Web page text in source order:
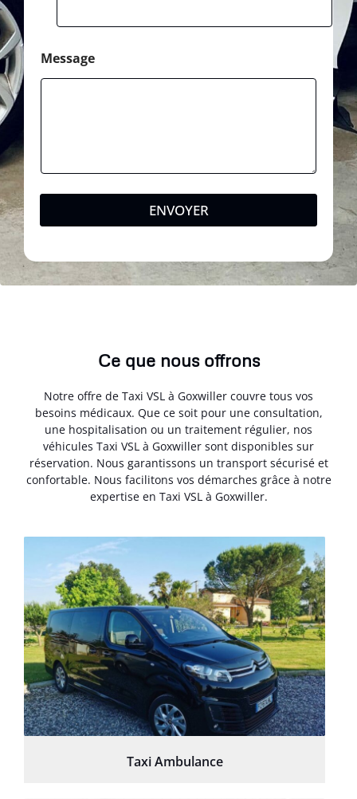
Message
ENVOYER
Ce que nous offrons
Notre offre de Taxi VSL à Goxwiller couvre tous vos
besoins médicaux. Que ce soit pour une consultation,
une hospitalisation ou un traitement régulier, nos
véhicules Taxi VSL à Goxwiller sont disponibles sur
réservation. Nous garantissons un transport sécurisé et
confortable. Nous facilitons vos démarches grâce à notre
expertise en Taxi VSL à Goxwiller.
Taxi Ambulance